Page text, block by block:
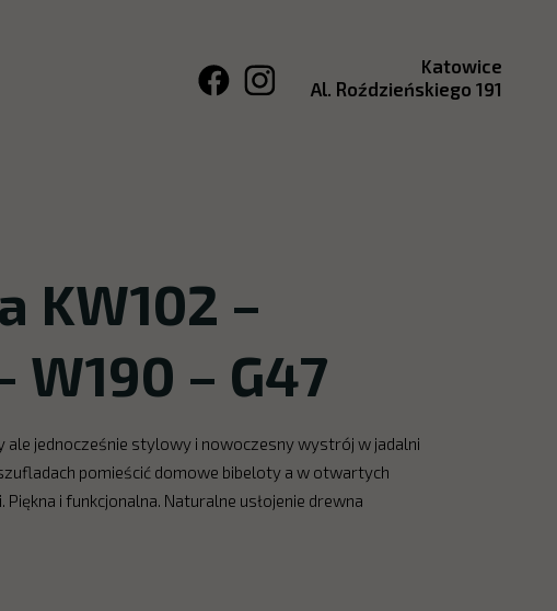
Katowice
Al. Roździeńskiego 191
KW102 –
– G47
jednocześnie stylowy i nowoczesny wystrój w jadalni
pomieścić domowe bibeloty a w otwartych
i funkcjonalna. Naturalne usłojenie drewna